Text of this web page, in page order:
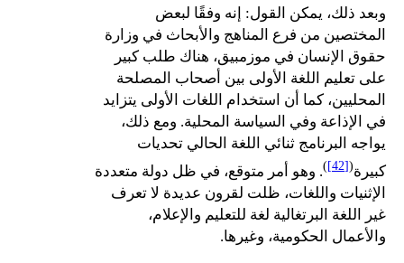
وبعد ذلك، يمكن القول: إنه وفقًا لبعض
المختصين من فرع المناهج والأبحاث في وزارة
حقوق الإنسان في موزمبيق، هناك طلب كبير
على تعليم اللغة الأولى بين أصحاب المصلحة
المحليين، كما أن استخدام اللغات الأولى يتزايد
في الإذاعة وفي السياسة المحلية. ومع ذلك،
يواجه البرنامج ثنائي اللغة الحالي تحديات
كبيرة(
[42]
). وهو أمر متوقع، في ظل دولة متعددة
الإثنيات واللغات، ظلت لقرون عديدة لا تعرف
غير اللغة البرتغالية لغة للتعليم والإعلام،
والأعمال الحكومية، وغيرها.